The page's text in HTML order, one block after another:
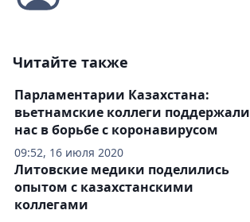
Читайте также
09:52, 16 июля 2020
Парламентарии Казахстана:
вьетнамские коллеги поддержали
нас в борьбе с коронавирусом
Литовские медики поделились
опытом с казахстанскими
коллегами